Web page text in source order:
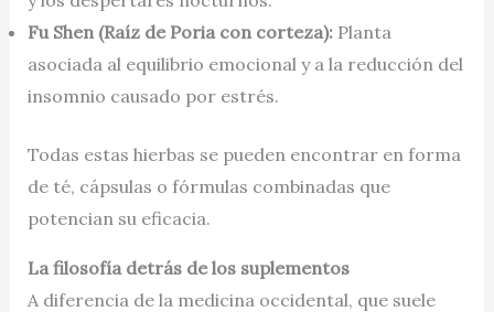
Fu Shen (Raíz de Poria con corteza): Planta
asociada al equilibrio emocional y a la reducción del
insomnio causado por estrés.
Todas estas hierbas se pueden encontrar en forma
de té, cápsulas o fórmulas combinadas que
potencian su eficacia.
La filosofía detrás de los suplementos
A diferencia de la medicina occidental, que suele